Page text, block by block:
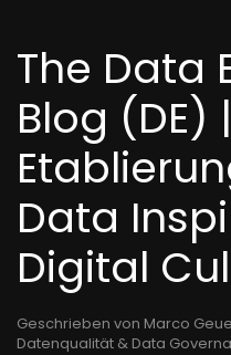
The Data
Blog (DE) |
Data
Digital
Geschrieben von Marco
Datenqualität & Data